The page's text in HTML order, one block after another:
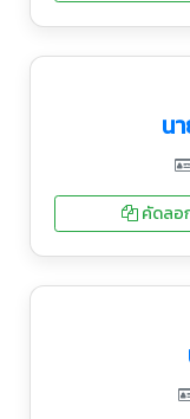
น
คัดลอ